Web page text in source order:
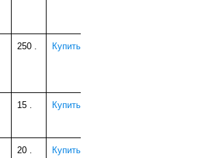
250 . Купить
15 . Купить
20 . Купить